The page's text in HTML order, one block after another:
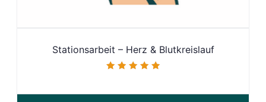
Stationsarbeit – Herz & Blutkreislauf
von 5